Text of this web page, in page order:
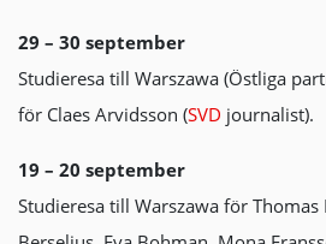
29 – 30 september
Studieresa till Warszawa (Östliga
för Claes Arvidsson (SVD journalist).
19 – 20 september
Studieresa till Warszawa för Thomas